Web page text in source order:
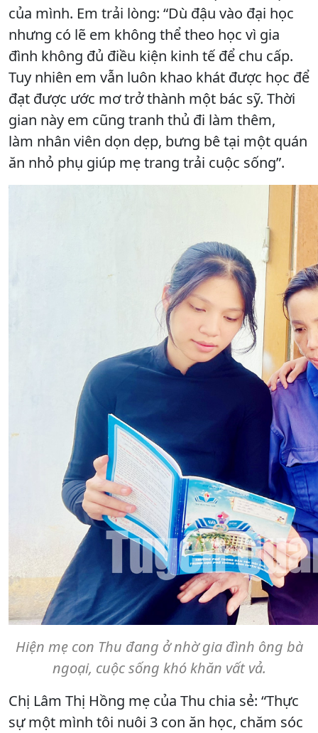
của mình. Em trải lòng: “Dù đậu vào đại học
nhưng có lẽ em không thể theo học vì gia
đình không đủ điều kiện kinh tế để chu cấp.
Tuy nhiên em vẫn luôn khao khát được học để
đạt được ước mơ trở thành một bác sỹ. Thời
gian này em cũng tranh thủ đi làm thêm,
làm nhân viên dọn dẹp, bưng bê tại một quán
ăn nhỏ phụ giúp mẹ trang trải cuộc sống”.
Hiện mẹ con Thu đang ở nhờ gia đình ông bà
ngoại, cuộc sống khó khăn vất vả.
Chị Lâm Thị Hồng mẹ của Thu chia sẻ: “Thực
sự một mình tôi nuôi 3 con ăn học, chăm sóc